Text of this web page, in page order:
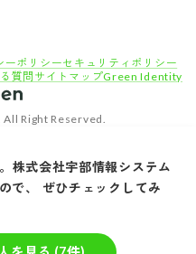
株式会社宇部情報システム
で、 ぜひチェックしてみ
ーポリシーセキュリティポリシー
質問 サイトマップGreen Identity
Right Reserved.
定義から設計、導入の一気通貫ソリュー